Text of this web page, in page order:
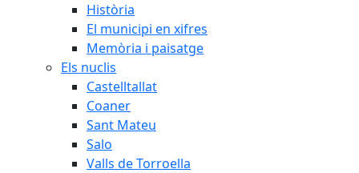
Història
El municipi en xifres
Memòria i paisatge
Els nuclis
Castelltallat
Coaner
Sant Mateu
Salo
Valls de Torroella